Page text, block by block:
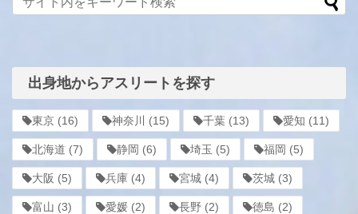
出身地からアスリートを探す
東京 (16) 神奈川 (15) 千葉 (13) 愛知 (11)
北海道 (7) 静岡 (6) 埼玉 (5) 福岡 (5)
大阪 (5) 兵庫 (4) 宮城 (4) 茨城 (3)
富山 (3) 愛媛 (2) 長野 (2) 徳島 (2)